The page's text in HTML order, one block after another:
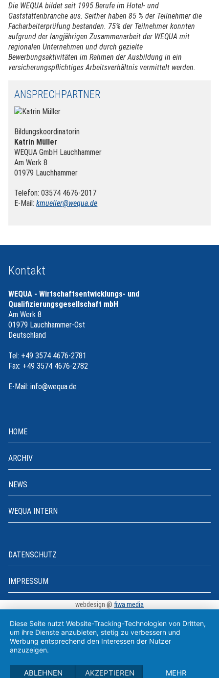
Die WEQUA bildet seit 1995 Berufe im Hotel- und
Gaststättenbranche aus. Seither haben 85 % der Teilnehmer die
Facharbeiterprüfung bestanden. 75% der Teilnehmer konnten
aufgrund der langjährigen Zusammenarbeit der WEQUA mit
regionalen Unternehmen und durch gezielte
Bewerbungsaktivitäten im Rahmen der Ausbildung in ein
versicherungspflichtiges Arbeitsverhältnis vermittelt werden.
ANSPRECHPARTNER
Bildungskoordinatorin
Katrin Müller
WEQUA GmbH Lauchhammer
Am Werk 8
01979 Lauchhammer
Telefon: 03574 4676-2017
E-Mail:kmueller@wequa.de
Kontakt
WEQUA - Wirtschaftsentwicklungs- und
Qualifizierungsgesellschaft mbH
Am Werk 8
01979 Lauchhammer-Ost
Deutschland
Tel: +49 3574 4676-2781
Fax: +49 3574 4676-2782
E-Mail: info@wequa.de
HOME
ARCHIV
NEWS
WEQUA INTERN
DATENSCHUTZ
IMPRESSUM
webdesign @ fiwa media
Diese Seite nutzt Website-Tracking-Technologien von Dritten,
um ihre Dienste anzubieten, stetig zu verbessern und
Werbung entsprechend den Interessen der Nutzer
anzuzeigen.
ABLEHNEN AKZEPTIEREN MEHR